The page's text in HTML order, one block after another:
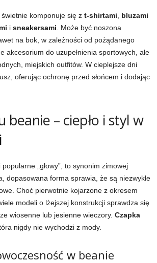
świetnie komponuje się z t-shirtami
bluzami
i sneakersami . Może być noszona
na bok, w zależności od pożądanego
akcesorium do uzupełnienia sportowych, ale
miejskich outfitów. W cieplejsze dni
oferując ochronę przed słońcem i dodając
beanie – ciepło i styl w
popularne „głowy”, to synonim zimowej
dopasowana forma sprawia, że są niezwykle
Choć pierwotnie kojarzone z okresem
modeli o lżejszej konstrukcji sprawdza się
wiosenne lub jesienne wieczory. Czapka
nigdy nie wychodzi z mody.
w beanie